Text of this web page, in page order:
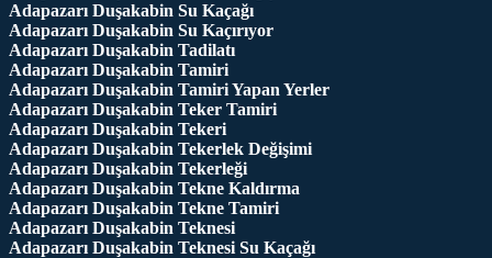
Adapazarı Duşakabin Su Kaçağı
Adapazarı Duşakabin Su Kaçırıyor
Adapazarı Duşakabin Tadilatı
Adapazarı Duşakabin Tamiri
Adapazarı Duşakabin Tamiri Yapan Yerler
Adapazarı Duşakabin Teker Tamiri
Adapazarı Duşakabin Tekeri
Adapazarı Duşakabin Tekerlek Değişimi
Adapazarı Duşakabin Tekerleği
Adapazarı Duşakabin Tekne Kaldırma
Adapazarı Duşakabin Tekne Tamiri
Adapazarı Duşakabin Teknesi
Adapazarı Duşakabin Teknesi Su Kaçağı